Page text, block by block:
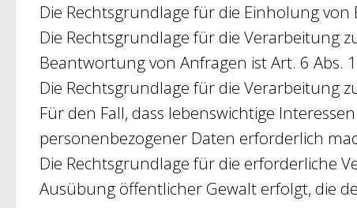
Die Rechtsgrundlage für die Einholung von
Die Rechtsgrundlage für die Verarbeitung
Beantwortung von Anfragen ist Art. 6 Abs. 1
Die Rechtsgrundlage für die Verarbeitung
Für den Fall, dass lebenswichtige
personenbezogener Daten erforderlich
Die Rechtsgrundlage für die erforderliche
Ausübung öffentlicher Gewalt erfolgt, die